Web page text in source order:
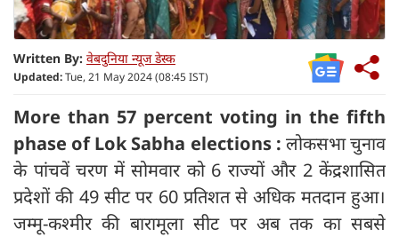
Written By: वेबदुनिया न्यूज डेस्क
Updated:Tue, 21 May 2024 (08:45 IST)
More than 57 percent voting in the fifth
phase of Lok Sabha elections : लोकसभा चुनाव
के पांचवें चरण में सोमवार को 6 राज्यों और 2 केंद्रशासित
प्रदेशों की 49 सीट पर 60 प्रतिशत से अधिक मतदान हुआ।
जम्मू-कश्मीर की बारामूला सीट पर अब तक का सबसे